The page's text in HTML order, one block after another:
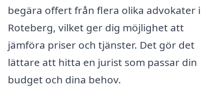
begära offert från flera olika advokater i
Roteberg, vilket ger dig möjlighet att
jämföra priser och tjänster. Det gör det
lättare att hitta en jurist som passar din
budget och dina behov.